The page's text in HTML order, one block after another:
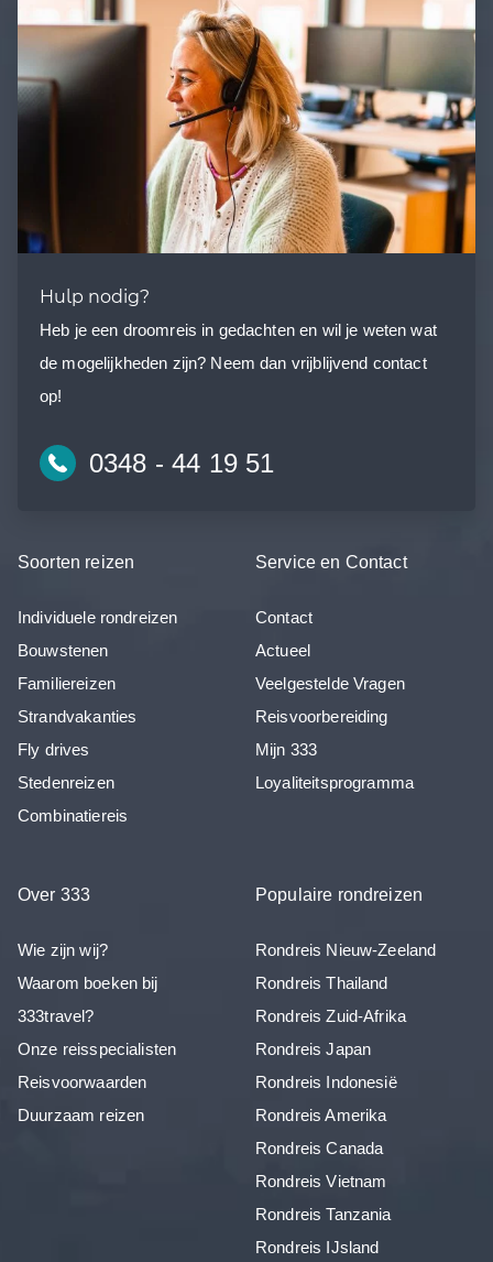
Hulp nodig?
Heb je een droomreis in gedachten en wil je weten wat
de mogelijkheden zijn? Neem dan vrijblijvend contact
op!
0348 - 44 19 51
Soorten reizen
Individuele rondreizen
Bouwstenen
Familiereizen
Strandvakanties
Fly drives
Stedenreizen
Combinatiereis
Service en Contact
Contact
Actueel
Veelgestelde Vragen
Reisvoorbereiding
Mijn 333
Loyaliteitsprogramma
Over 333
Wie zijn wij?
Waarom boeken bij
333travel?
Onze reisspecialisten
Reisvoorwaarden
Duurzaam reizen
Populaire rondreizen
Rondreis Nieuw-Zeeland
Rondreis Thailand
Rondreis Zuid-Afrika
Rondreis Japan
Rondreis Indonesië
Rondreis Amerika
Rondreis Canada
Rondreis Vietnam
Rondreis Tanzania
Rondreis IJsland